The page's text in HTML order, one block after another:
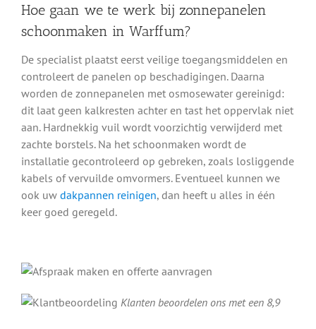
Hoe gaan we te werk bij zonnepanelen
schoonmaken in Warffum?
De specialist plaatst eerst veilige toegangsmiddelen en
controleert de panelen op beschadigingen. Daarna
worden de zonnepanelen met osmosewater gereinigd:
dit laat geen kalkresten achter en tast het oppervlak niet
aan. Hardnekkig vuil wordt voorzichtig verwijderd met
zachte borstels. Na het schoonmaken wordt de
installatie gecontroleerd op gebreken, zoals losliggende
kabels of vervuilde omvormers. Eventueel kunnen we
ook uw dakpannen reinigen, dan heeft u alles in één
keer goed geregeld.
Klanten beoordelen ons met een 8,9